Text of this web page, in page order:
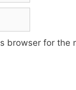
browser for the